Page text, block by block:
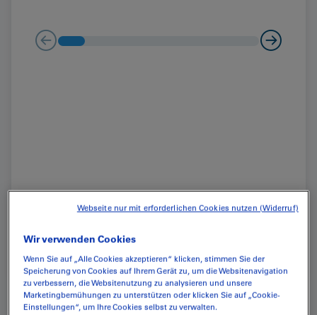
Wir verwenden Cookies
Wenn Sie auf „Alle Cookies akzeptieren“ klicken, stimmen Sie der
Speicherung von Cookies auf Ihrem Gerät zu, um die Websitenavigation
zu verbessern, die Websitenutzung zu analysieren und unsere
Marketingbemühungen zu unterstützen oder klicken Sie auf „Cookie-
Einstellungen“, um Ihre Cookies selbst zu verwalten.
Webseite nur mit erforderlichen Cookies nutzen (Widerruf)